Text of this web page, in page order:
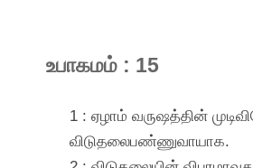
உபாகமம் : 15
1 : ஏழாம் வருஷத்தின்
விடுதலைபண்ணுவாயாக.